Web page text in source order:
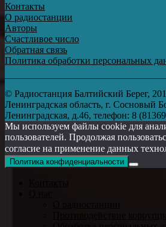
Контакты
О радиостанции
Авторы
Счастливое число
Обратная связь
Политика обработки персональных
© Радиостанция Балтийский Берег,
Ленинградская область, г. Сосновый
Ленинградская, д.46, телефон: 8
Мы используем файлы cookie для
пользователей. Продолжая
согласие на применение данных
Политика конфиденциальности